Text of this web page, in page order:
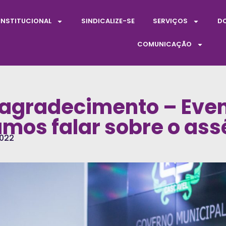
SINDICALIZE-SE SERVIÇOS
COMUNICAÇÃO
–
falar sobre o